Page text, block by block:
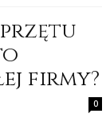
firmy?
0